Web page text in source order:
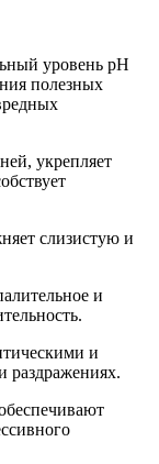
уровень pH
полезных
укрепляет
слизистую и
и
и
раздражениях.